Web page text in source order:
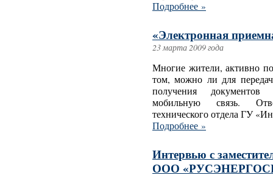
Подробнее »
«Электронная
23 марта 2009 года
Многие жители, активно
том, можно ли для
получения документов
мобильную связь.
технического отдела ГУ
Подробнее »
Интервью с
ООО